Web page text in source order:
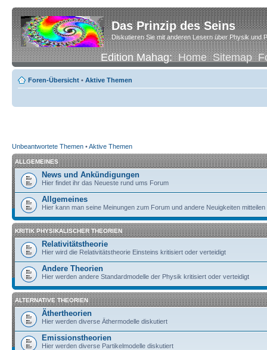
Das Prinzip des Seins
Diskutieren Sie mit anderen Lesern über Physik und
Edition Mahag:Home Sitemap
Foren-Übersicht • Aktive Themen
Unbeantwortete Themen •Aktive Themen
ALLGEMEINES
News und Ankündigungen
Hier findet ihr das Neueste rund ums Forum
Allgemeines
Hier kann man seine Meinungen zum Forum und andere Neuigkeiten mitteilen
KRITIK PHYSIKALISCHER THEORIEN
Relativitätstheorie
Hier wird die Relativitätstheorie Einsteins kritisiert oder verteidigt
Andere Theorien
Hier werden andere Standardmodelle der Physik kritisiert oder verteidigt
ALTERNATIVE THEORIEN
Äthertheorien
Hier werden diverse Äthermodelle diskutiert
Emissionstheorien
Hier werden diverse Partikelmodelle diskutiert